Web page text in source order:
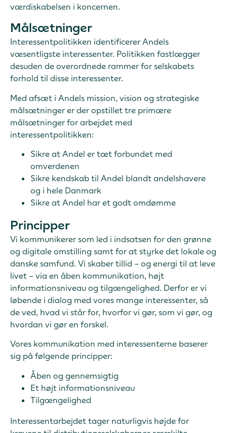
værdiskabelsen i koncernen.
Målsætninger
Interessentpolitikken identificerer Andels
væsentligste interessenter. Politikken fastlægger
desuden de overordnede rammer for selskabets
forhold til disse interessenter.
Med afsæt i Andels mission, vision og strategiske
målsætninger er der opstillet tre primære
målsætninger for arbejdet med
interessentpolitikken:
Sikre at Andel er tæt forbundet med
omverdenen
Sikre kendskab til Andel blandt andelshavere
og i hele Danmark
Sikre at Andel har et godt omdømme
Principper
Vi kommunikerer som led i indsatsen for den grønne
og digitale omstilling samt for at styrke det lokale og
danske samfund. Vi skaber tillid – og energi til at leve
livet – via en åben kommunikation, højt
informationsniveau og tilgængelighed. Derfor er vi
løbende i dialog med vores mange interessenter, så
de ved, hvad vi står for, hvorfor vi gør, som vi gør, og
hvordan vi gør en forskel.
Vores kommunikation med interessenterne baserer
sig på følgende principper:
Åben og gennemsigtig
Et højt informationsniveau
Tilgængelighed
Interessentarbejdet tager naturligvis højde for